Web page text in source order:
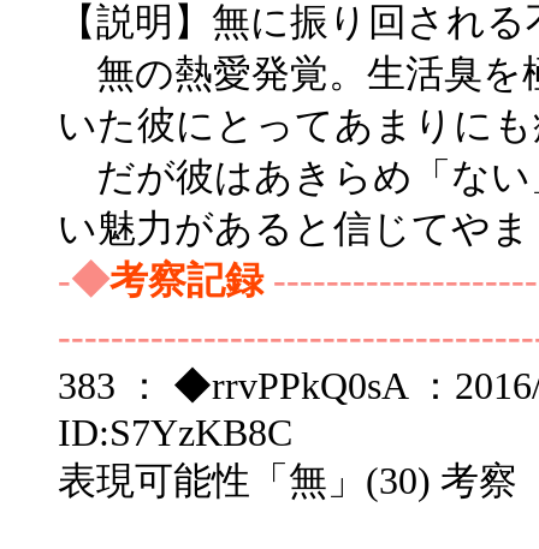
【説明】無に振り回され
無の熱愛発覚。生活臭を
いた彼にとってあまりに
だが彼はあきらめ「ない
い魅力があると信じてや
-◆考察記録
383 ： ◆rrvPPkQ0sA ：
ID:S7YzKB8C
表現可能性「無」(30) 考察